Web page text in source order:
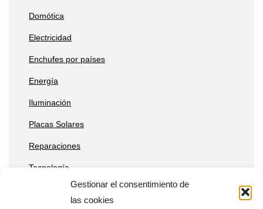
Gestionar el consentimiento de
las cookies
Domótica
Electricidad
Enchufes por países
Energía
Iluminación
Placas Solares
Reparaciones
Tecnología